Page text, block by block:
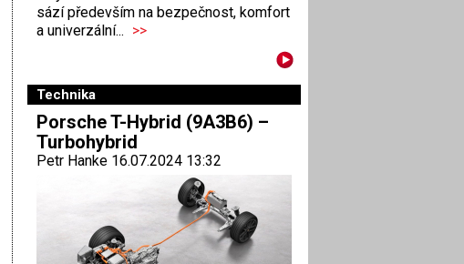
sází především na bezpečnost, komfort
a univerzální... >>
Technika
Porsche T-Hybrid (9A3B6) –
Turbohybrid
Petr Hanke 16.07.2024 13:32